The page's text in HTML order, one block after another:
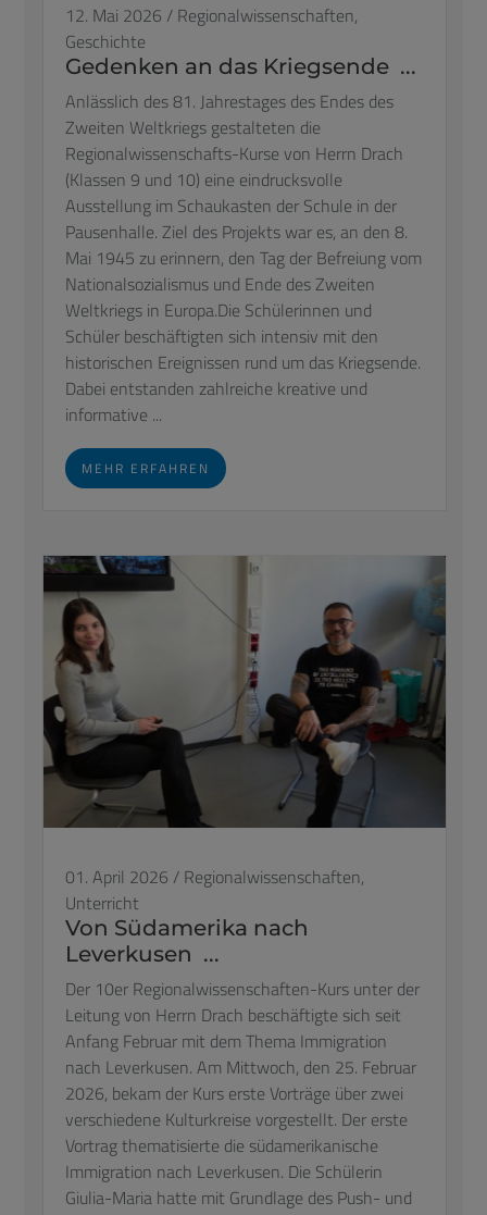
12. Mai 2026 / Regionalwissenschaften,
Geschichte
Gedenken an das Kriegsende ...
Anlässlich des 81. Jahrestages des Endes des
Zweiten Weltkriegs gestalteten die
Regionalwissenschafts-Kurse von Herrn Drach
(Klassen 9 und 10) eine eindrucksvolle
Ausstellung im Schaukasten der Schule in der
Pausenhalle. Ziel des Projekts war es, an den 8.
Mai 1945 zu erinnern, den Tag der Befreiung vom
Nationalsozialismus und Ende des Zweiten
Weltkriegs in Europa.Die Schülerinnen und
Schüler beschäftigten sich intensiv mit den
historischen Ereignissen rund um das Kriegsende.
Dabei entstanden zahlreiche kreative und
informative ...
MEHR ERFAHREN
01. April 2026 / Regionalwissenschaften,
Unterricht
Von Südamerika nach
Leverkusen ...
Der 10er Regionalwissenschaften-Kurs unter der
Leitung von Herrn Drach beschäftigte sich seit
Anfang Februar mit dem Thema Immigration
nach Leverkusen. Am Mittwoch, den 25. Februar
2026, bekam der Kurs erste Vorträge über zwei
verschiedene Kulturkreise vorgestellt. Der erste
Vortrag thematisierte die südamerikanische
Immigration nach Leverkusen. Die Schülerin
Giulia-Maria hatte mit Grundlage des Push- und